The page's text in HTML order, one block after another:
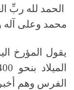
الحمد لله ربِّ
محمد وعلى آله
يقول المؤرخ
الفرس وهم أخبر